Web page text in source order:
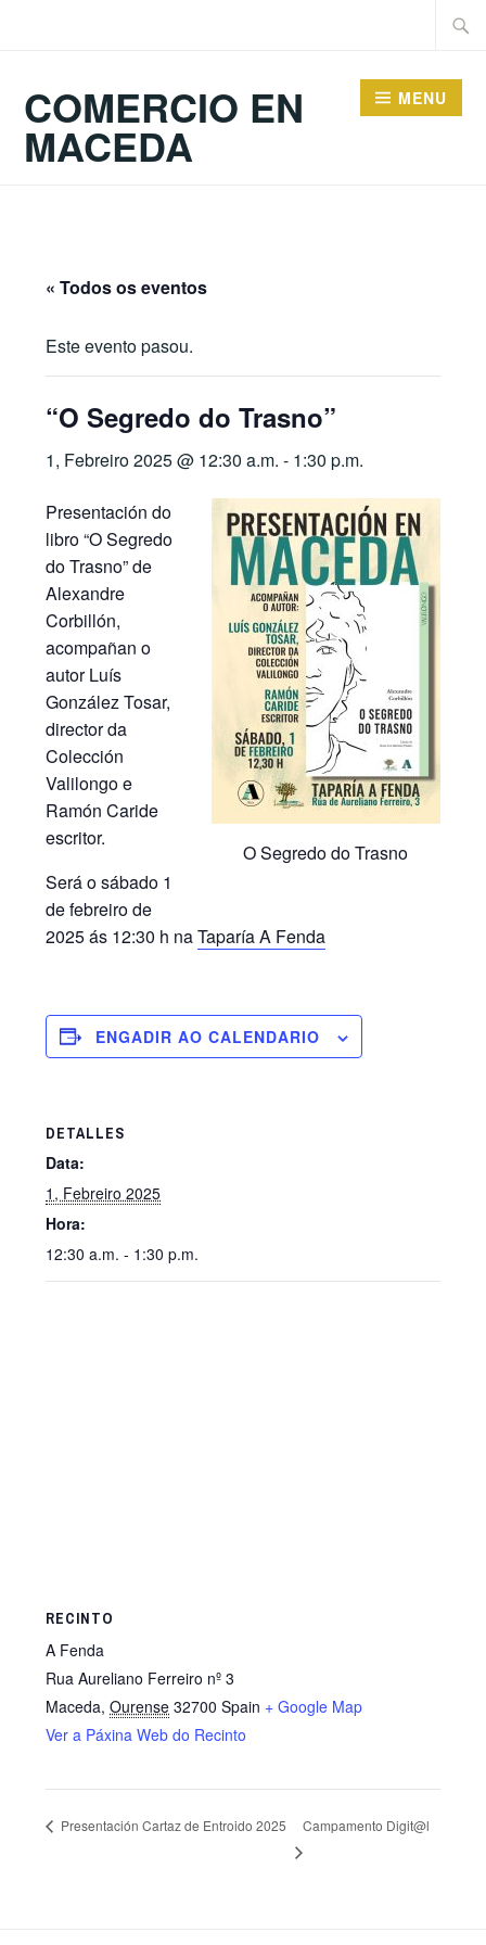
COMERCIO EN
MACEDA
MENU
« Todos os eventos
Este evento pasou.
“O Segredo do Trasno”
1, Febreiro 2025 @ 12:30 a.m. - 1:30 p.m.
O Segredo do Trasno
Presentación do
libro “O Segredo
do Trasno” de
Alexandre
Corbillón,
acompañan o
autor Luís
González Tosar,
director da
Colección
Valilongo e
Ramón Caride
escritor.
Será o sábado 1
de febreiro de
2025 ás 12:30 h naTaparía A Fenda
ENGADIR AO CALENDARIO
DETALLES
Data:
1, Febreiro 2025
Hora:
12:30 a.m. - 1:30 p.m.
RECINTO
A Fenda
Rua Aureliano Ferreiro nº 3
Maceda, Ourense 32700 Spain + Google Map
Ver a Páxina Web do Recinto
Presentación Cartaz de Entroido 2025 Campamento Digit@l